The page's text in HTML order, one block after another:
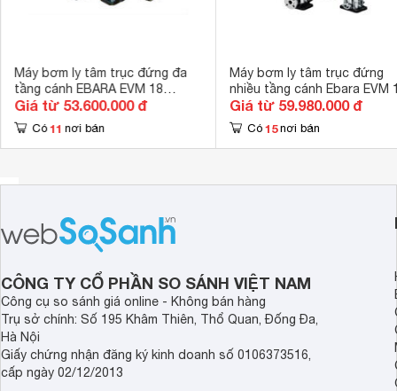
Máy bơm ly tâm trục đứng đa
tầng cánh EBARA EVM 18
5F5/5.5
Giá từ 53.600.000 đ
Có 11 nơi bán
Máy bơm ly tâm trục đứng
nhiều tầng cánh Ebara EVM
7F5/7.5 10HP
Giá từ 59.980.000 đ
Có 15 nơi bán
CÔNG TY CỔ PHẦN SO SÁNH VIỆT NAM
Công cụ so sánh giá online - Không bán hàng
Trụ sở chính: Số 195 Khâm Thiên, Thổ Quan, Đống Đa,
Hà Nội
Giấy chứng nhận đăng ký kinh doanh số 0106373516,
cấp ngày 02/12/2013